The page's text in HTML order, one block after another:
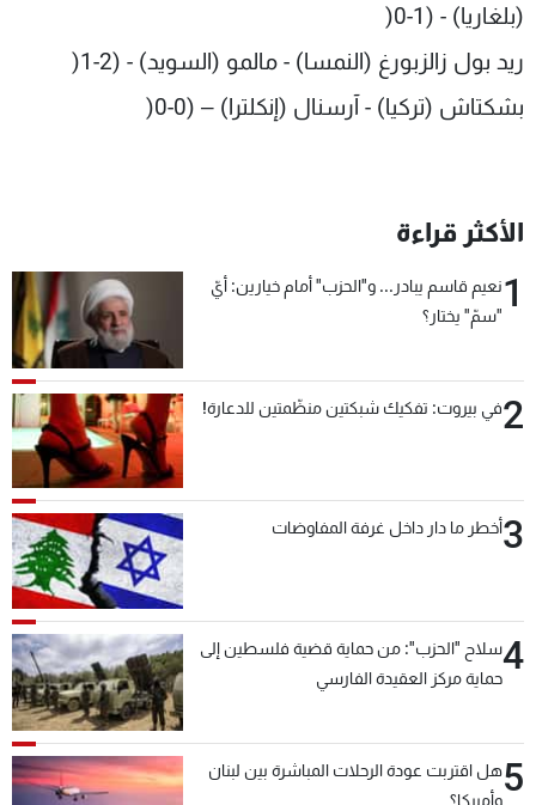
(بلغاريا) - (1-0(
ريد بول زالزبورغ (النمسا) - مالمو (السويد) - (2-1(
بشكتاش (تركيا) - آرسنال (إنكلترا) – (0-0(
الأكثر قراءة
1نعيم قاسم يبادر... و"الحزب" أمام خيارين: أيّ
"سمّ" يختار؟
2في بيروت: تفكيك شبكتين منظّمتين للدعارة!
3أخطر ما دار داخل غرفة المفاوضات
4سلاح "الحزب": من حماية قضية فلسطين إلى
حماية مركز العقيدة الفارسي
5هل اقتربت عودة الرحلات المباشرة بين لبنان
وأميركا؟